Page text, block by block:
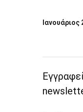
Ιανουάριος